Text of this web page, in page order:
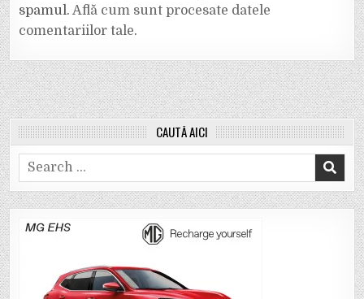
spamul.Află cum sunt procesate datele
comentariilor tale.
CAUTĂ AICI
Search
for: